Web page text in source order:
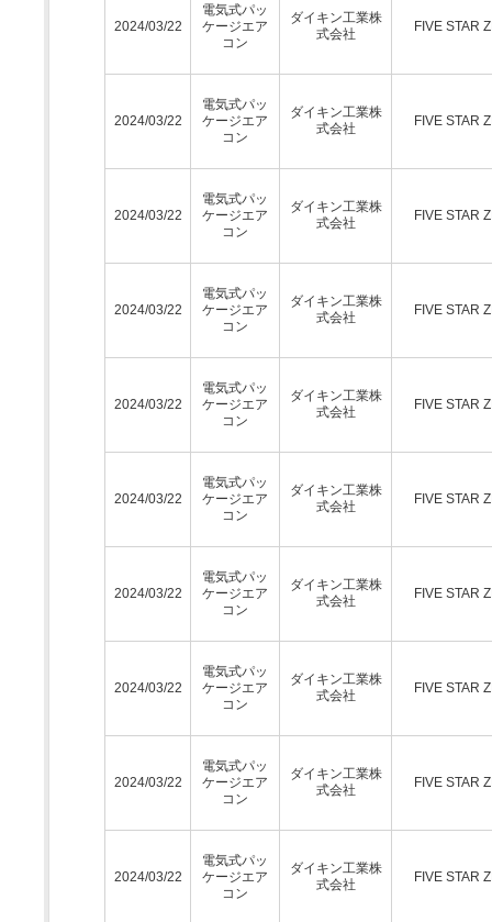
2024/03/22
電気式パッ
ケージエア
コン
ダイキン工業株
式会社
FIVE STAR
2024/03/22
電気式パッ
ケージエア
コン
ダイキン工業株
式会社
FIVE STAR
2024/03/22
電気式パッ
ケージエア
コン
ダイキン工業株
式会社
FIVE STAR
2024/03/22
電気式パッ
ケージエア
コン
ダイキン工業株
式会社
FIVE STAR
2024/03/22
電気式パッ
ケージエア
コン
ダイキン工業株
式会社
FIVE STAR
2024/03/22
電気式パッ
ケージエア
コン
ダイキン工業株
式会社
FIVE STAR
2024/03/22
電気式パッ
ケージエア
コン
ダイキン工業株
式会社
FIVE STAR
2024/03/22
電気式パッ
ケージエア
コン
ダイキン工業株
式会社
FIVE STAR
2024/03/22
電気式パッ
ケージエア
コン
ダイキン工業株
式会社
FIVE STAR
2024/03/22
電気式パッ
ケージエア
コン
ダイキン工業株
式会社
FIVE STAR